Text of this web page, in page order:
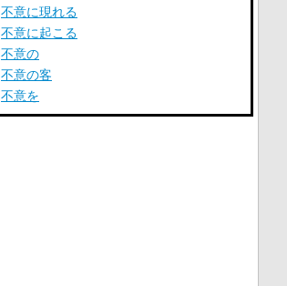
不意に現れる
不意に起こる
不意の
不意の客
不意を